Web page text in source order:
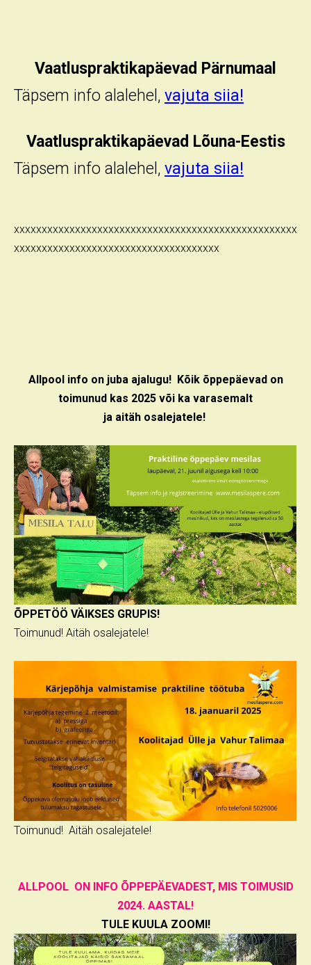
Vaatluspraktikapäevad Pärnumaal
Täpsem info alalehel, vajuta siia!
Vaatluspraktikapäevad Lõuna-Eestis
Täpsem info alalehel, vajuta siia!
xxxxxxxxxxxxxxxxxxxxxxxxxxxxxxxxxxxxxxxxxxxxxxxxxxx
xxxxxxxxxxxxxxxxxxxxxxxxxxxxxxxxxxxxx
Allpool info on juba ajalugu! Kõik õppepäevad on
toimunud kas 2025 või ka varasemalt
ja aitäh osalejatele!
ÕPPETÖÖ VÄIKSES GRUPIS!
Toimunud! Aitäh osalejatele!
Toimunud! Aitäh osalejatele!
ALLPOOL ON INFO ÕPPEPÄEVADEST, MIS TOIMUSID
2024. AASTAL!
TULE KUULA ZOOMI!